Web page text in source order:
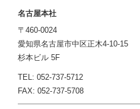
名古屋本社
〒460-0024
愛知県名古屋市中区正木4-10-15
杉本ビル 5F
TEL: 052-737-5712
FAX: 052-737-5708